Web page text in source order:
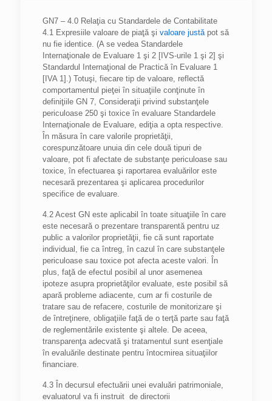
GN7 – 4.0 Relaţia cu Standardele de Contabilitate
4.1 Expresiile valoare de piaţă şi valoare justăpot să
nu fie identice. (A se vedea Standardele
Internaţionale de Evaluare 1 şi 2 [IVS-urile 1 şi 2] şi
Standardul Internaţional de Practică în Evaluare 1
[IVA 1].) Totuşi, fiecare tip de valoare, reflectă
comportamentul pieţei în situaţiile conţinute în
definiţiile GN 7, Consideraţii privind substanţele
periculoase 250 şi toxice în evaluare Standardele
Internaţionale de Evaluare, ediţia a opta respective.
În măsura în care valorile proprietăţii,
corespunzătoare unuia din cele două tipuri de
valoare, pot fi afectate de substanţe periculoase sau
toxice, în efectuarea şi raportarea evaluărilor este
necesară prezentarea şi aplicarea procedurilor
specifice de evaluare.
4.2 Acest GN este aplicabil în toate situaţiile în care
este necesară o prezentare transparentă pentru uz
public a valorilor proprietăţii, fie că sunt raportate
individual, fie ca întreg, în cazul în care substanţele
periculoase sau toxice pot afecta aceste valori. În
plus, faţă de efectul posibil al unor asemenea
ipoteze asupra proprietăţilor evaluate, este posibil să
apară probleme adiacente, cum ar fi costurile de
tratare sau de refacere, costurile de monitorizare şi
de întreţinere, obligaţiile faţă de o terţă parte sau faţă
de reglementările existente şi altele. De aceea,
transparenţa adecvată şi tratamentul sunt esenţiale
în evaluările destinate pentru întocmirea situaţiilor
financiare.
4.3 În decursul efectuării unei evaluări patrimoniale,
evaluatorul va fi instruit de directorii